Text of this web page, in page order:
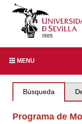
MENU
Búsqueda
Programa de